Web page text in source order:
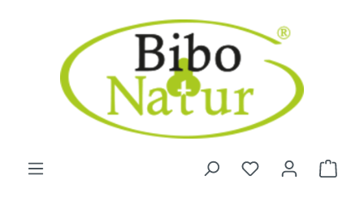
Zum Hauptinhalt springen